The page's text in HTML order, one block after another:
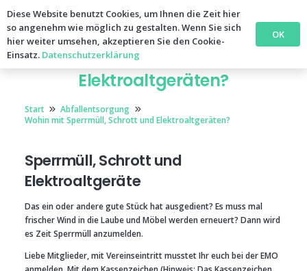
Wohin mit Sperrmüll, Schrott und
Elektroaltgeräten?
Start
Abfallentsorgung
Wohin mit Sperrmüll, Schrott und Elektroaltgeräten?
Sperrmüll, Schrott und
Elektroaltgeräte
Das ein oder andere gute Stück hat ausgedient? Es muss mal
frischer Wind in die Laube und Möbel werden erneuert? Dann wird
es Zeit Sperrmüll anzumelden.
Liebe Mitglieder, mit Vereinseintritt musstet Ihr euch bei der EMO
Diese Website benutzt Cookies, um Ihnen die Zeit hier
so angenehm wie möglich zu gestalten. Wenn Sie sich
hier weiter umsehen, akzeptieren Sie den Cookie-
Einsatz. Datenschutzerklärung
OK